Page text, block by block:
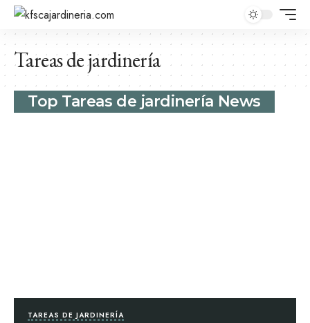
Tareas de jardinería
Top Tareas de jardinería News
TAREAS DE JARDINERÍA